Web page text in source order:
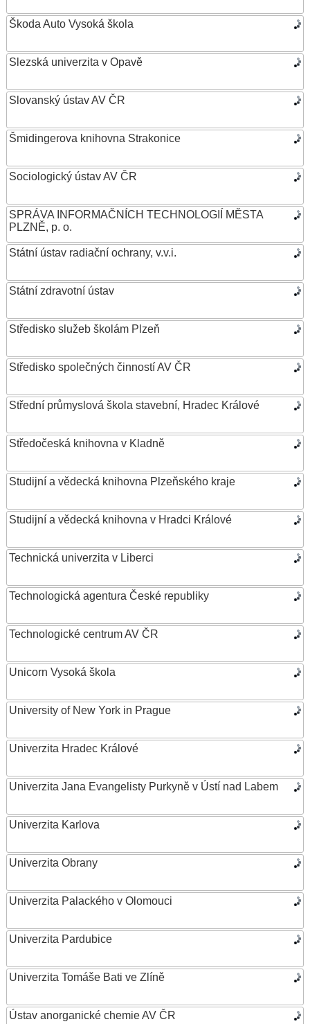
Škoda Auto Vysoká škola
Slezská univerzita v Opavě
Slovanský ústav AV ČR
Šmidingerova knihovna Strakonice
Sociologický ústav AV ČR
SPRÁVA INFORMAČNÍCH TECHNOLOGIÍ MĚSTA
PLZNĚ, p. o.
Státní ústav radiační ochrany, v.v.i.
Státní zdravotní ústav
Středisko služeb školám Plzeň
Středisko společných činností AV ČR
Střední průmyslová škola stavební, Hradec Králové
Středočeská knihovna v Kladně
Studijní a vědecká knihovna Plzeňského kraje
Studijní a vědecká knihovna v Hradci Králové
Technická univerzita v Liberci
Technologická agentura České republiky
Technologické centrum AV ČR
Unicorn Vysoká škola
University of New York in Prague
Univerzita Hradec Králové
Univerzita Jana Evangelisty Purkyně v Ústí nad Labem
Univerzita Karlova
Univerzita Obrany
Univerzita Palackého v Olomouci
Univerzita Pardubice
Univerzita Tomáše Bati ve Zlíně
Ústav anorganické chemie AV ČR